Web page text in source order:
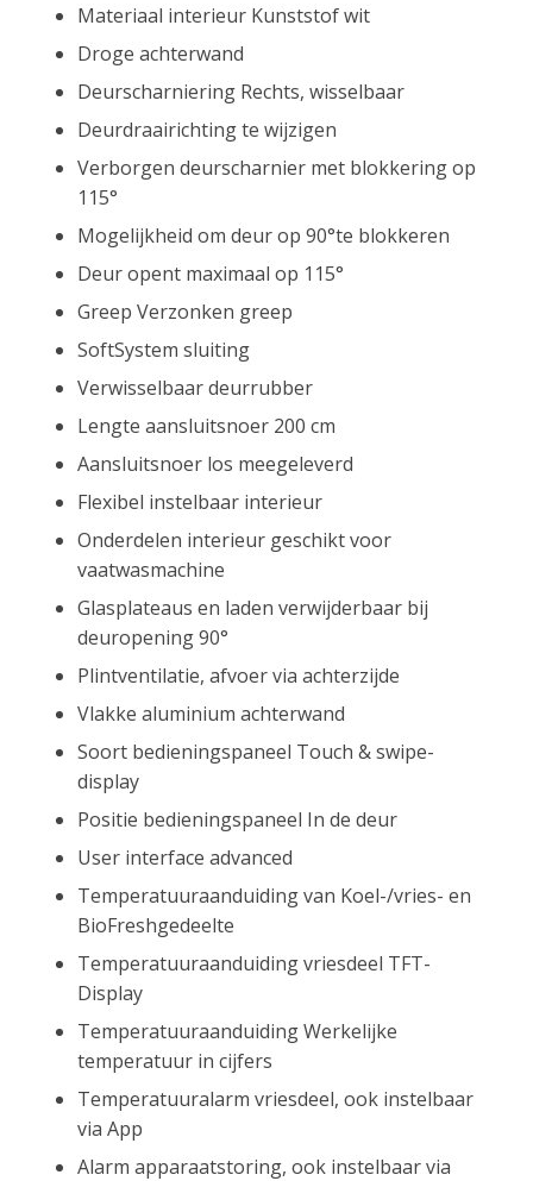
Materiaal interieur Kunststof wit
Droge achterwand
Deurscharniering Rechts, wisselbaar
Deurdraairichting te wijzigen
Verborgen deurscharnier met blokkering op
115°
Mogelijkheid om deur op 90°te blokkeren
Deur opent maximaal op 115°
Greep Verzonken greep
SoftSystem sluiting
Verwisselbaar deurrubber
Lengte aansluitsnoer 200 cm
Aansluitsnoer los meegeleverd
Flexibel instelbaar interieur
Onderdelen interieur geschikt voor
vaatwasmachine
Glasplateaus en laden verwijderbaar bij
deuropening 90°
Plintventilatie, afvoer via achterzijde
Vlakke aluminium achterwand
Soort bedieningspaneel Touch & swipe-
display
Positie bedieningspaneel In de deur
User interface advanced
Temperatuuraanduiding van Koel-/vries- en
BioFreshgedeelte
Temperatuuraanduiding vriesdeel TFT-
Display
Temperatuuraanduiding Werkelijke
temperatuur in cijfers
Temperatuuralarm vriesdeel, ook instelbaar
via App
Alarm apparaatstoring, ook instelbaar via